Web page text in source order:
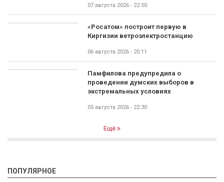
07 августа 2026 - 22:50
«Росатом» построит первую в
Киргизии ветроэлектростанцию
06 августа 2026 - 20:11
Памфилова предупредила о
проведении думских выборов в
экстремальных условиях
05 августа 2026 - 22:30
Ещё
ПОПУЛЯРНОЕ